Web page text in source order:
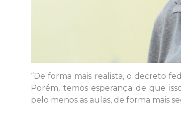
“De forma mais realista, o decreto
Porém, temos esperança de que
pelo menos as aulas, de forma mais